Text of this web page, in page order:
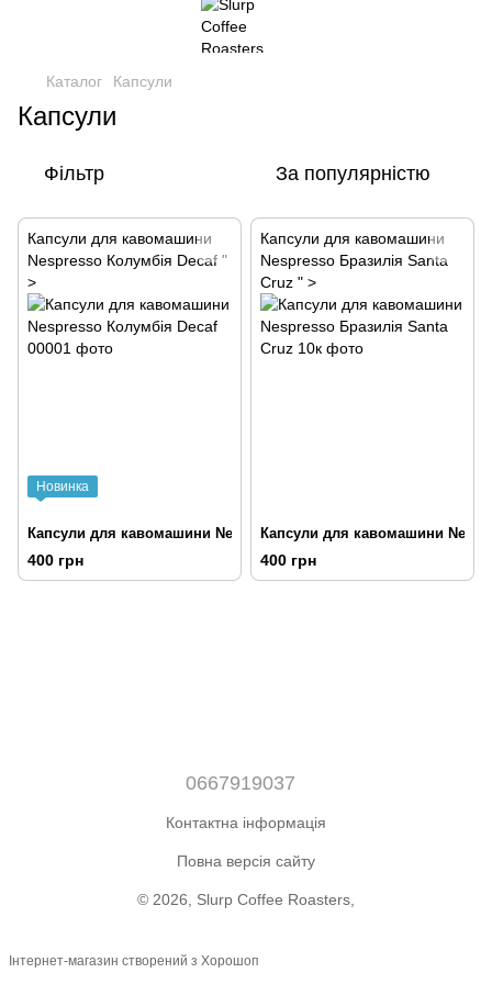
Каталог Капсули
Капсули
Фільтр За популярністю
Капсули для кавомашини
Nespresso Колумбія Decaf "
>
Новинка
Капсули для кавомашини Nespresso Колумбія Decaf
400 грн
Капсули для кавомашини
Nespresso Бразилія Santa
Cruz " >
Капсули для кавомашини
400 грн
0667919037
Контактна інформація
Повна версія сайту
© 2026, Slurp Coffee Roasters,
Інтернет-магазин створений з Хорошоп